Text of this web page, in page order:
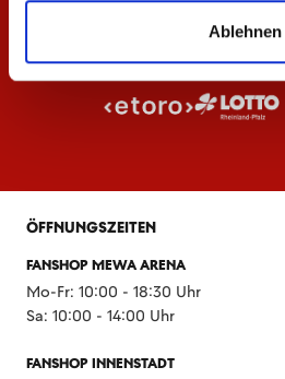
Ablehnen
ÖFFNUNGSZEITEN
FANSHOP MEWA ARENA
Mo-Fr: 10:00 - 18:30 Uhr
Sa: 10:00 - 14:00 Uhr
FANSHOP INNENSTADT